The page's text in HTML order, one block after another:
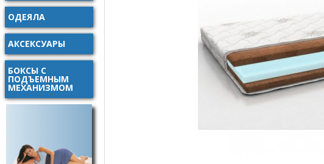
ОДЕЯЛА
АКСЕКСУАРЫ
БОКСЫ С
ПОДЪЕМНЫМ
МЕХАНИЗМОМ